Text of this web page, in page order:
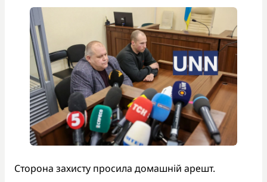
Сторона захисту просила домашній арешт.